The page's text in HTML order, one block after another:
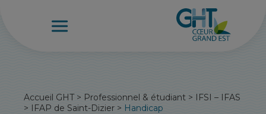
Accueil GHT> Professionnel & étudiant > IFSI – IFAS
> IFAP de Saint-Dizier > Handicap